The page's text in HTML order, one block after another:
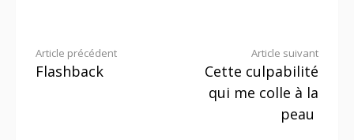
Lire
Article précédent
Flashback
Article suivant
Cette culpabilité
qui me colle à la
peau